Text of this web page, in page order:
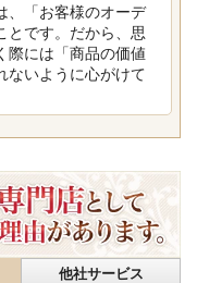
、「お客様のオーデ
とです。だから、思
際には「商品の価値
ないように心がけて
他社サービス